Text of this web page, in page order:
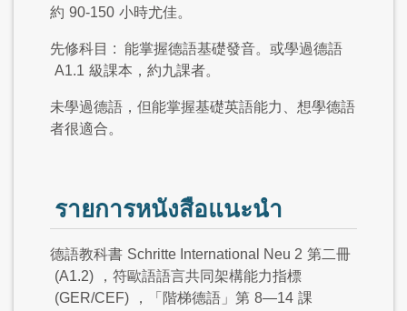
約 90-150 小時尤佳。
先修科目 : 能掌握德語基礎發音。或學過德語
A1.1 級課本，約九課者。
未學過德語，但能掌握基礎英語能力、想學德語
者很適合。
รายการหนังสือแนะนำ
德語教科書 Schritte International Neu 2 第二冊
(A1.2)
，符歐語語言共同架構能力指標
(GER/CEF)
，「階梯德語」第 8—14 課